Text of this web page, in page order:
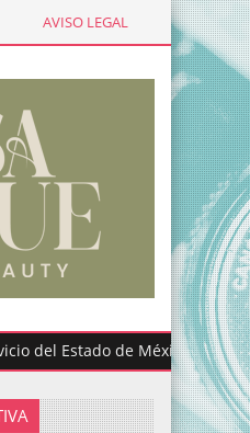
AVISO LEGAL
Estado de México participa en